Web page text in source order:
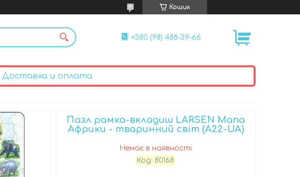
Кошик
+380 (98) 488-39-66
Доставка и оплата
Пазл рамка-вкладиш LARSEN Мапа
Африки - тваринний світ (A22-UA)
Немає в наявності
Код: 80168